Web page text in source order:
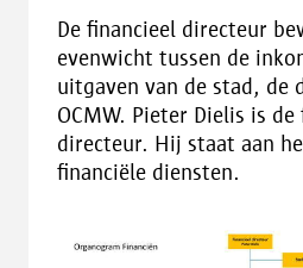
De financieel directeur
evenwicht tussen de
uitgaven van de stad, de
OCMW. Pieter Dielis is de
directeur. Hij staat aan
financiële diensten.